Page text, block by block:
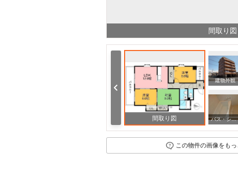
間取り図
間取り図
建物外観
バス・シャワールーム
この物件の画像をも